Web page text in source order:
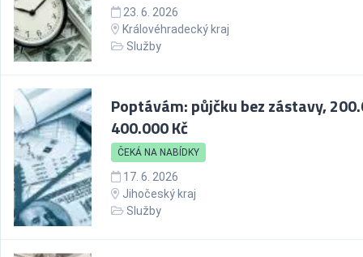
23. 6. 2026
Královéhradecký kraj
Služby
Poptávám: půjčku bez zástavy,
400.000 Kč
ČEKÁ NA NABÍDKY
17. 6. 2026
Jihočeský kraj
Služby